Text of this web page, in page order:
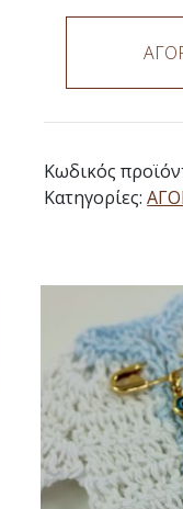
Κωδικός
Κατηγορίες: